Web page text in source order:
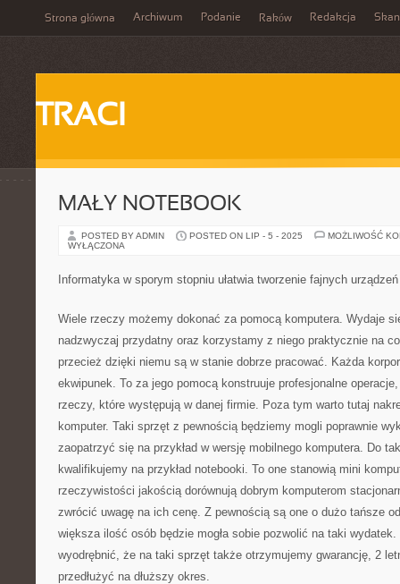
Strona główna Archiwum Podanie Raków Redakcja
TRACI
MAŁY NOTEBOOK
POSTED BY ADMIN POSTED ON LIP - 5 - 2025
MOŻLIWOŚĆ
WYŁĄCZONA
Informatyka w sporym stopniu ułatwia tworzenie fajnych
Wiele rzeczy możemy dokonać za pomocą komputera. Wydaje
nadzwyczaj przydatny oraz korzystamy z niego praktycznie na
przecież dzięki niemu są w stanie dobrze pracować. Każda
ekwipunek. To za jego pomocą konstruuje profesjonalne
rzeczy, które występują w danej firmie. Poza tym warto tutaj
komputer. Taki sprzęt z pewnością będziemy mogli poprawnie
zaopatrzyć się na przykład w wersję mobilnego komputera. Do
kwalifikujemy na przykład notebooki. To one stanowią mini
rzeczywistości jakością dorównują dobrym komputerom
zwrócić uwagę na ich cenę. Z pewnością są one o dużo tańsze
większa ilość osób będzie mogła sobie pozwolić na taki wydatek.
wyodrębnić, że na taki sprzęt także otrzymujemy gwarancję, 2
przedłużyć na dłuższy okres.